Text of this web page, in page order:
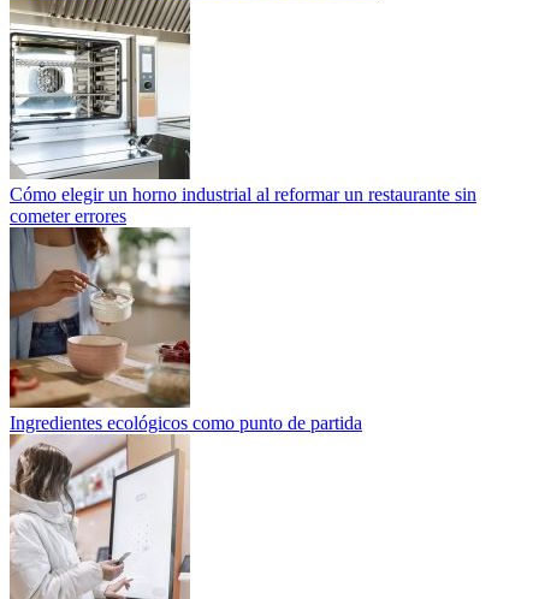
Cómo elegir un horno industrial al reformar un restaurante sin
cometer errores
Ingredientes ecológicos como punto de partida